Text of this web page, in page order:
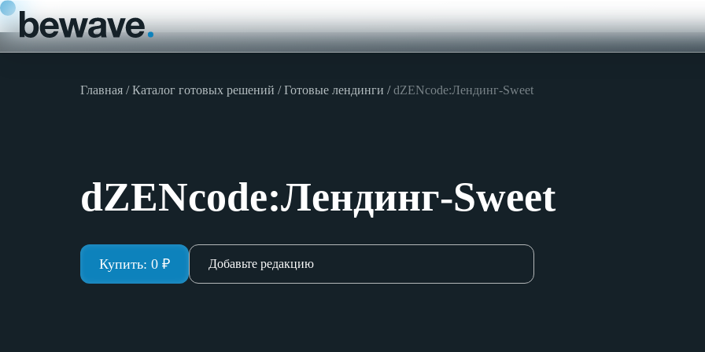
Главная Каталог готовых решений Готовые лендинги dZENcode:Лендинг-Sweet
dZENcode:Лендинг-Sweet
Купить: 0 ₽ Добавьте редакцию